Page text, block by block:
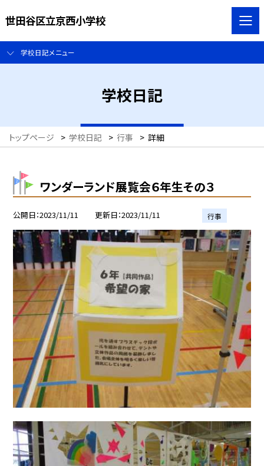
世田谷区立京西小学校
学校日記メニュー
学校日記
トップページ > 学校日記 > 行事 > 詳細
ワンダーランド展覧会６年生その３
公開日 2023/11/11 更新日 2023/11/11 行事